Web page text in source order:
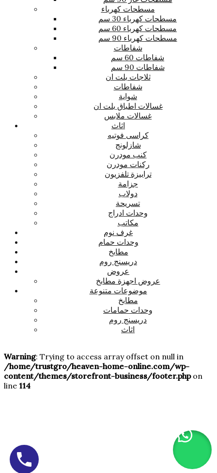
مسطحات كهرباء
مسطحات كهرباء 30 سم
مسطحات كهرباء 60 سم
مسطحات كهرباء 90 سم
شفاطات
شفاطات 60 سم
شفاطات 90 سم
ثلاجات بلت ان
شفاطات
شواية
غسالات اطباق بلت ان
غسالات ملابس
اثاث
كراسى فوتيه
شازلونج
كنب مودرن
ركنات مودرن
ترابيزة تلفزيون
جزامة
دولاب
تسريحة
وحدات ادراج
مكاتب
غرف نوم
وحدات حمام
مطابخ
دريسنج روم
عروض
عروض اجهزة مطابخ
موضوعات متنوعة
مطابخ
وحدات حمامات
دريسنج روم
اثاث
Warning: Trying to access array offset on null in
/home/trustgro/heaven-home-online.com/wp-
content/themes/storefront-business/footer.phpon
line 114